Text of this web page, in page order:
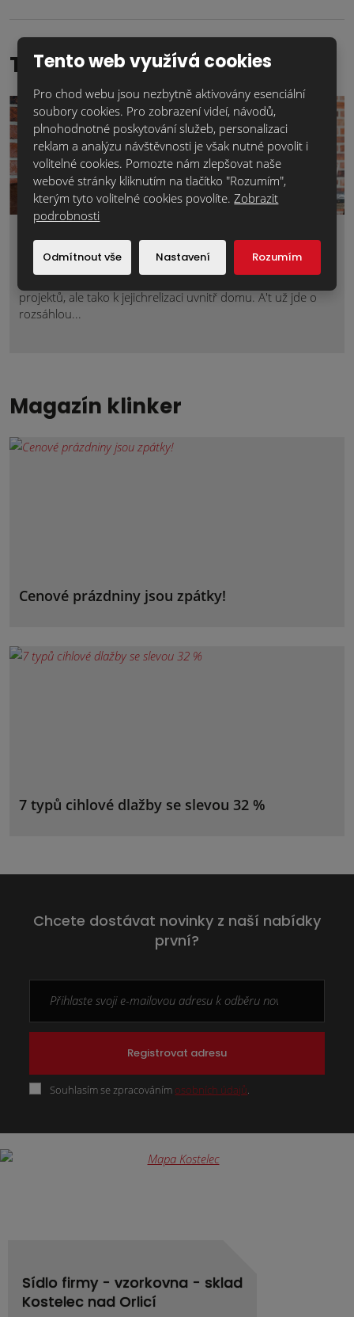
TOP reference
Lícové cihly pro váš útulný domov
Zima je ideálním obdobím nejen pro plánování nových
projektů, ale tako k jejichrelizaci uvnitř domu. A't už jde o
rozsáhlou...
Magazín klinker
Cenové prázdniny jsou zpátky!
7 typů cihlové dlažby se slevou 32 %
Chcete dostávat novinky z naší nabídky
první?
Registrovat adresu
Souhlasím se zpracováním osobních údajů
Sídlo firmy - vzorkovna - sklad
Kostelec nad Orlicí
Tento web využívá cookies
Pro chod webu jsou nezbytně aktivovány esenciální
soubory cookies. Pro zobrazení videí, návodů,
plnohodnotné poskytování služeb, personalizaci
reklam a analýzu návštěvnosti je však nutné povolit i
volitelné cookies. Pomozte nám zlepšovat naše
webové stránky kliknutím na tlačítko "Rozumím",
kterým tyto volitelné cookies povolíte.Zobrazit
podrobnosti
Odmítnout vše Nastavení Rozumím